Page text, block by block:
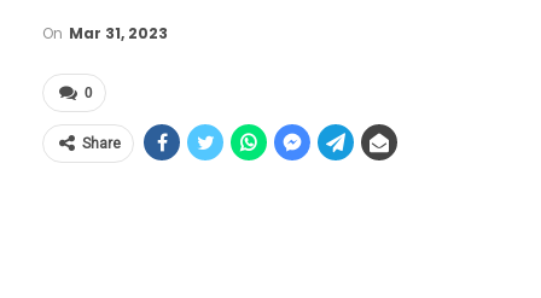
On Mar 31, 2023
0
Share